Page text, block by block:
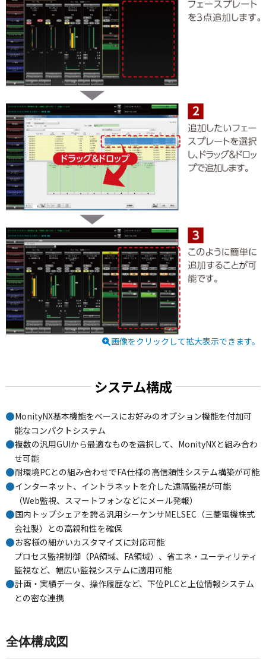
画像をクリックして拡大表示できます。
システム構成
MonityNX基本機能をベースにお好みのオプション機能を付加可
能なコンパクトシステム
複数の汎用GUIから最適なものを選択して、MonityNXと組み合わ
せ可能
耐環境PCとの組み合わせでFA仕様の高信頼性システム構築が可能
インターネット、イントラネットを介した遠隔監視が可能
（Web監視、スマートフォンなどにメール発報）
国内トップシェアを誇る汎用シーケンサMELSEC（三菱電機株式
会社製）との高親和性を確保
お客様の細かいカスタマイズに対応可能
プロセス監視制御（PA領域、FA領域）、省エネ・ユーティリティ
監視など、幅広い監視システムに適用可能
計画・実績データ、操作履歴など、下位PLCと上位情報システム
との密な連携
全体構成図